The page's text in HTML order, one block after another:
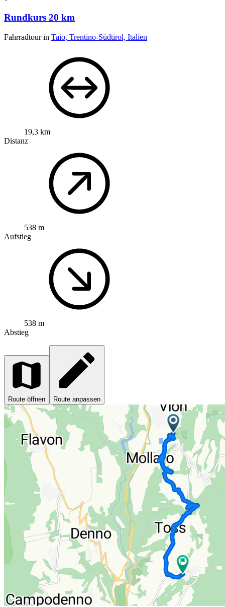
Rundkurs 20 km
Fahrradtour in Taio, Trentino-Südtirol, Italien
19,3 km
Distanz
538 m
Aufstieg
538 m
Abstieg
Route öffnen Route anpassen